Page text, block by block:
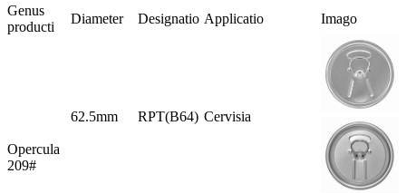
Genus
producti
Diameter Designatio Applicatio Imago
Opercula
209#
62.5mm RPT(B64) Cervisia